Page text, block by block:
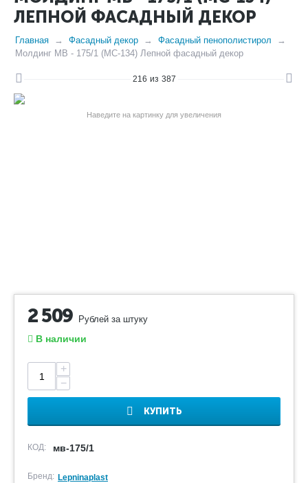
ЛЕПНОЙ ФАСАДНЫЙ ДЕКОР
Главная Фасадный декор
Фасадный пенополистирол
Молдинг МВ - 175/1 (МС-134) Лепной фасадный декор
216 из 387
Наведите на картинку для увеличения
2 509 Рублей за штуку
В наличии
+
−
КУПИТЬ
КОД: мв-175/1
Бренд: Lepninaplast